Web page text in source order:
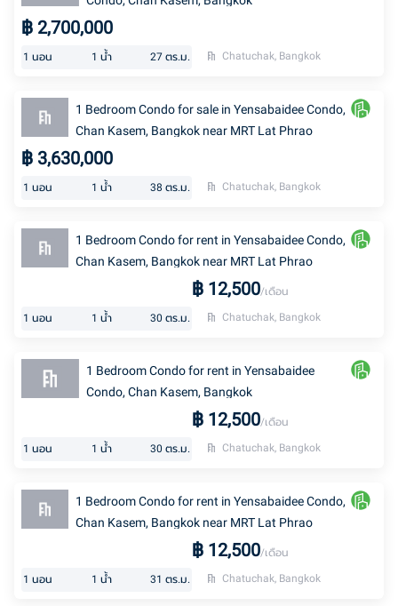
฿ 2,700,000
1 นอน 1 น้ำ 27 ตร.ม. Chatuchak, Bangkok
1 Bedroom Condo for sale in Yensabaidee Condo,
Chan Kasem, Bangkok near MRT Lat Phrao
฿ 3,630,000
1 นอน 1 น้ำ 38 ตร.ม. Chatuchak, Bangkok
1 Bedroom Condo for rent in Yensabaidee Condo,
Chan Kasem, Bangkok near MRT Lat Phrao
฿ 12,500/เดือน
1 นอน 1 น้ำ 30 ตร.ม. Chatuchak, Bangkok
1 Bedroom Condo for rent in Yensabaidee
Condo, Chan Kasem, Bangkok
฿ 12,500/เดือน
1 นอน 1 น้ำ 30 ตร.ม. Chatuchak, Bangkok
1 Bedroom Condo for rent in Yensabaidee Condo,
Chan Kasem, Bangkok near MRT Lat Phrao
฿ 12,500/เดือน
1 นอน 1 น้ำ 31 ตร.ม. Chatuchak, Bangkok